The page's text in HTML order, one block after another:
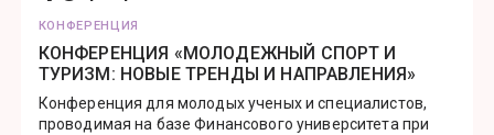
КОНФЕРЕНЦИЯ
КОНФЕРЕНЦИЯ «МОЛОДЕЖНЫЙ СПОРТ И
ТУРИЗМ: НОВЫЕ ТРЕНДЫ И НАПРАВЛЕНИЯ»
Конференция для молодых ученых и специалистов,
проводимая на базе Финансового университета при